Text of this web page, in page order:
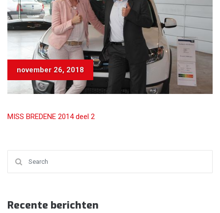
november 26, 2018
MISS BREDENE 2014 deel 2
Recente berichten